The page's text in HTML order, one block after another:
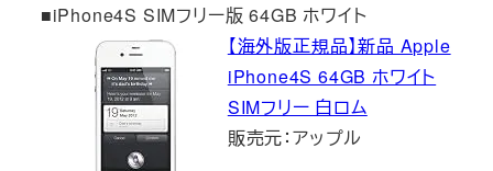
■iPhone4S SIMフリー版 64GB ホワイト
【海外版正規品】新品 Apple
iPhone4S 64GB ホワイト
SIMフリー 白ロム
販売元：アップル